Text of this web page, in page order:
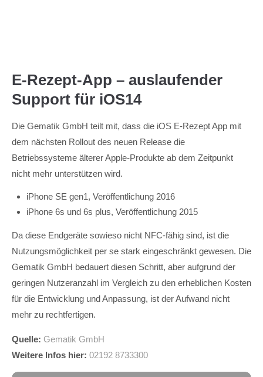
E-Rezept-App – auslaufender
Support für iOS14
Die Gematik GmbH teilt mit, dass die iOS E-Rezept App mit
dem nächsten Rollout des neuen Release die
Betriebssysteme älterer Apple-Produkte ab dem Zeitpunkt
nicht mehr unterstützen wird.
iPhone SE gen1, Veröffentlichung 2016
iPhone 6s und 6s plus, Veröffentlichung 2015
Da diese Endgeräte sowieso nicht NFC-fähig sind, ist die
Nutzungsmöglichkeit per se stark eingeschränkt gewesen. Die
Gematik GmbH bedauert diesen Schritt, aber aufgrund der
geringen Nutzeranzahl im Vergleich zu den erheblichen Kosten
für die Entwicklung und Anpassung, ist der Aufwand nicht
mehr zu rechtfertigen.
Quelle: Gematik GmbH
Weitere Infos hier: 02192 8733300